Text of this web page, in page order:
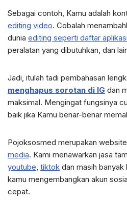
Sebagai contoh, Kamu adalah
editing video. Cobalah
dunia editing seperti daftar aplikasi
peralatan yang dibutuhkan, dan
Jadi, itulah tadi pembahasan
menghapus sorotan di IG dan
maksimal. Mengingat fungsinya
baik jika Kamu benar-benar
Pojoksosmed merupakan
media. Kami menawarkan jasa
youtube, tiktok dan masih
kamu mengembangkan akun
cepat.